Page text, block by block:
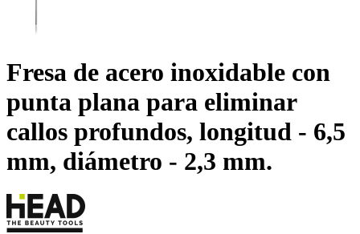
Fresa de acero inoxidable con
punta plana para eliminar
callos profundos, longitud - 6,5
mm, diámetro - 2,3 mm.